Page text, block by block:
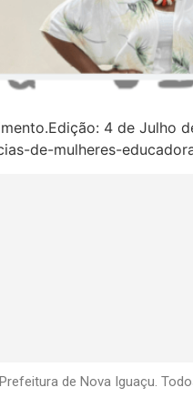
4 de Julho
de-mulheres-
de Nova Iguaçu.